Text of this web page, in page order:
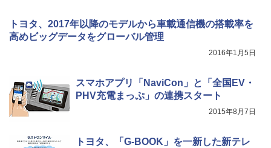
トヨタ、2017年以降のモデルから車載通信機の搭載率を
高めビッグデータをグローバル管理
2016年1月5日
スマホアプリ「NaviCon」と「全国EV・
PHV充電まっぷ」の連携スタート
2015年8月7日
トヨタ、「G-BOOK」を一新した新テレ